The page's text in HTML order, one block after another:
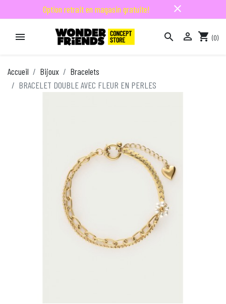
Option retrait en magasin gratuite! close
   shopping_cart (0)
Accueil Bijoux
Bracelets
BRACELET DOUBLE AVEC FLEUR EN PERLES